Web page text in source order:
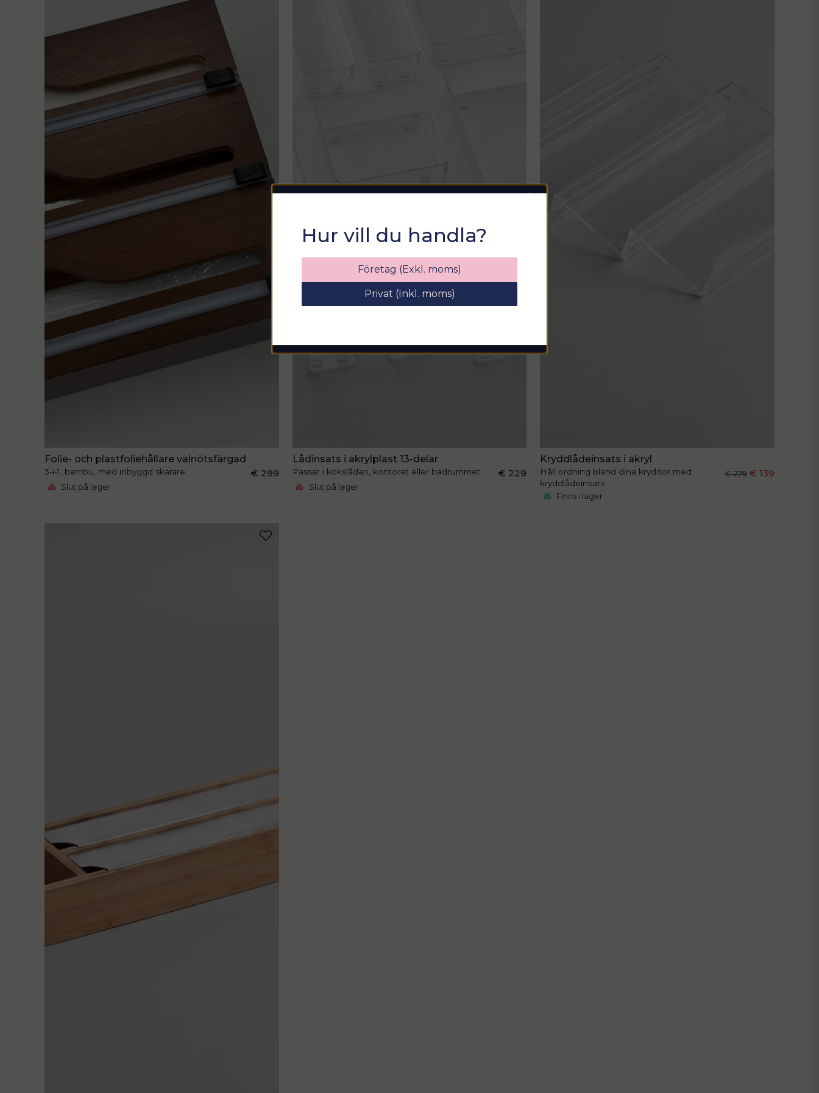
Folie- och plastfoliehållare valnötsfärgad
3-i-1, bambu, med inbyggd skärare € 299
Slut på lager
Lådinsats i akrylplast 13-delar
Passar i kökslådan, kontoret eller badrummet € 229
Slut på lager
Kryddlådeinsats i akryl
Håll ordning bland dina kryddor med
kryddlådeinsats
€ 279 € 139
Finns i lager
Sommarfixa med
Sortix! 15% rabatt
Ange din e-postadress nedan för att få en
rabattkod på hela ditt köp
email
Hur vill du handla?
Företag (Exkl. moms)
Privat (Inkl. moms)